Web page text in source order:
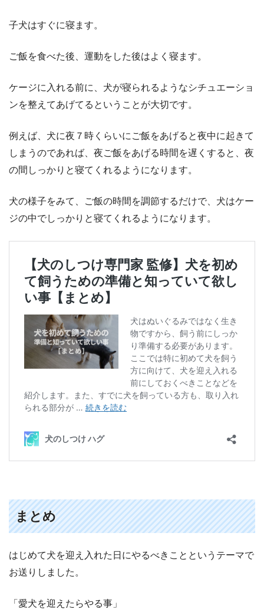
子犬はすぐに寝ます。
ご飯を食べた後、運動をした後はよく寝ます。
ケージに入れる前に、犬が寝られるようなシチュエーショ
ンを整えてあげてるということが大切です。
例えば、犬に夜７時くらいにご飯をあげると夜中に起きて
しまうのであれば、夜ご飯をあげる時間を遅くすると、夜
の間しっかりと寝てくれるようになります。
犬の様子をみて、ご飯の時間を調節するだけで、犬はケー
ジの中でしっかりと寝てくれるようになります。
まとめ
はじめて犬を迎え入れた日にやるべきことというテーマで
お送りしました。
「愛犬を迎えたらやる事」